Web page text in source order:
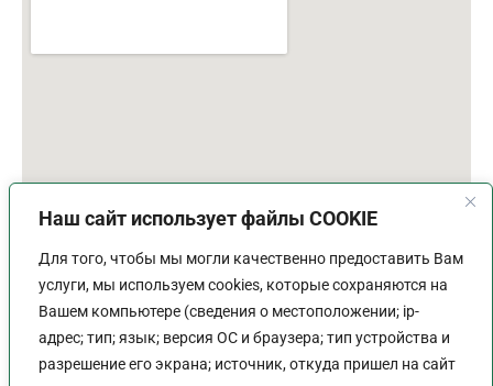
Наш сайт использует файлы COOKIE
Для того, чтобы мы могли качественно предоставить Вам
услуги, мы используем cookies, которые сохраняются на
Вашем компьютере (сведения о местоположении; ip-
адрес; тип; язык; версия ОС и браузера; тип устройства и
разрешение его экрана; источник, откуда пришел на сайт